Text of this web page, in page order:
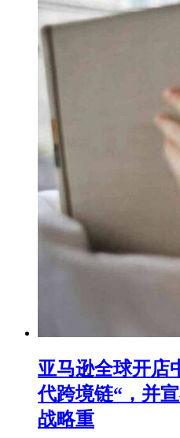
亚马逊全球开店
代跨境链“，并
战略重